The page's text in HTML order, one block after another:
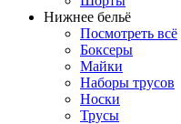
Нижнее бельё
Посмотреть всё
Боксеры
Майки
Наборы трусов
Носки
Трусы